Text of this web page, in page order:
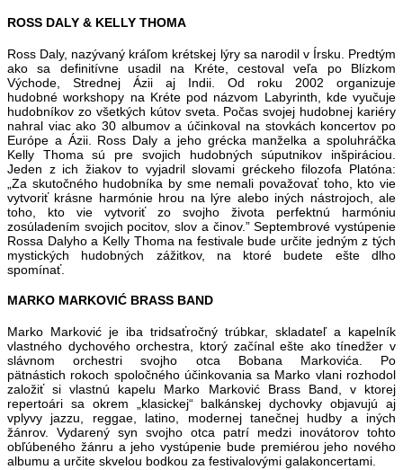
ROSS DALY & KELLY THOMA
Ross Daly, nazývaný kráľom krétskej lýry sa narodil v Írsku. Predtým
ako sa definitívne usadil na Kréte, cestoval veľa po Blízkom
Východe, Strednej Ázii aj Indii. Od roku 2002 organizuje
hudobné workshopy na Kréte pod názvom Labyrinth, kde vyučuje
hudobníkov zo všetkých kútov sveta. Počas svojej hudobnej kariéry
nahral viac ako 30 albumov a účinkoval na stovkách koncertov po
Európe a Ázii. Ross Daly a jeho grécka manželka a spoluhráčka
Kelly Thoma sú pre svojich hudobných súputnikov inšpiráciou.
Jeden z ich žiakov to vyjadril slovami gréckeho filozofa Platóna:
„Za skutočného hudobníka by sme nemali považovať toho, kto vie
vytvoriť krásne harmónie hrou na lýre alebo iných nástrojoch, ale
toho, kto vie vytvoriť zo svojho života perfektnú harmóniu
zosúladením svojich pocitov, slov a činov.” Septembrové vystúpenie
Rossa Dalyho a Kelly Thoma na festivale bude určite jedným z tých
mystických hudobných zážitkov, na ktoré budete ešte dlho
spomínať.
MARKO MARKOVIĆ BRASS BAND
Marko Marković je iba tridsaťročný trúbkar, skladateľ a kapelník
vlastného dychového orchestra, ktorý začínal ešte ako tínedžer v
slávnom orchestri svojho otca Bobana Markovića. Po
pätnástich rokoch spoločného účinkovania sa Marko vlani rozhodol
založiť si vlastnú kapelu Marko Marković Brass Band, v ktorej
repertoári sa okrem „klasickej“ balkánskej dychovky objavujú aj
vplyvy jazzu, reggae, latino, modernej tanečnej hudby a iných
žánrov. Vydarený syn svojho otca patrí medzi inovátorov tohto
obľúbeného žánru a jeho vystúpenie bude premiérou jeho nového
albumu a určite skvelou bodkou za festivalovými galakoncertami.